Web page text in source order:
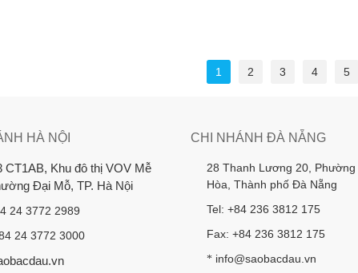
1 2 3 4 5
HÀ NỘI
CT1AB, Khu đô thị VOV Mễ
Đại Mỗ, TP. Hà Nội
24 3772 2989
24 3772 3000
CHI NHÁNH ĐÀ NẴNG
28 Thanh Lương 20, Phường
Hòa, Thành phố Đà Nẵng
Tel: +84 236 3812 175
Fax: +84 236 3812 175
* info@saobacdau.vn